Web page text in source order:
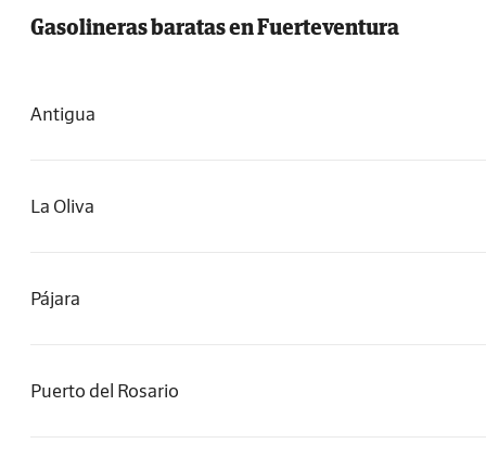
Gasolineras baratas en Fuerteventura
Antigua
La Oliva
Pájara
Puerto del Rosario